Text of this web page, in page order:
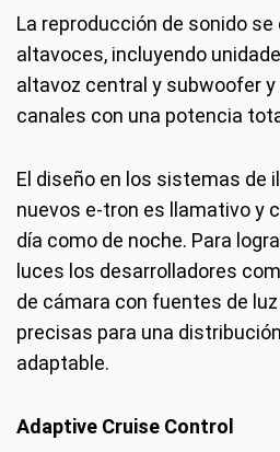
La reproducción de sonido
altavoces, incluyendo
altavoz central y subwoofer
canales con una potencia
El diseño en los sistemas de
nuevos e-tron es llamativo y
día como de noche. Para
luces los desarrolladores
de cámara con fuentes de
precisas para una
adaptable.
Adaptive Cruise Control